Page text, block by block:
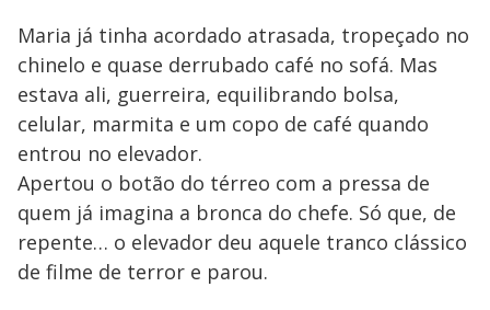
Maria já tinha acordado atrasada, tropeçado no
chinelo e quase derrubado café no sofá. Mas
estava ali, guerreira, equilibrando bolsa,
celular, marmita e um copo de café quando
entrou no elevador.
Apertou o botão do térreo com a pressa de
quem já imagina a bronca do chefe. Só que, de
repente… o elevador deu aquele tranco clássico
de filme de terror e parou.